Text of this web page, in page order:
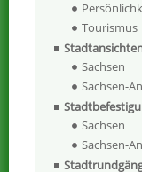
Tourismus
Sachsen
Sachsen-
Sachsen
Sachsen-